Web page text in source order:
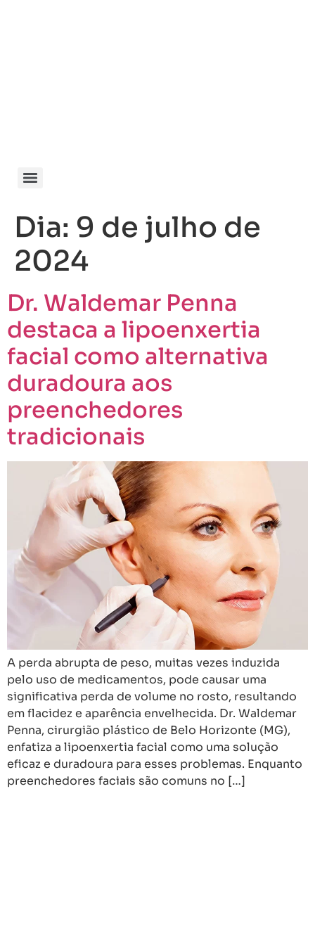
Dia: 9 de julho de
2024
Dr. Waldemar Penna
destaca a lipoenxertia
facial como alternativa
duradoura aos
preenchedores
tradicionais
A perda abrupta de peso, muitas vezes induzida
pelo uso de medicamentos, pode causar uma
significativa perda de volume no rosto, resultando
em flacidez e aparência envelhecida. Dr. Waldemar
Penna, cirurgião plástico de Belo Horizonte (MG),
enfatiza a lipoenxertia facial como uma solução
eficaz e duradoura para esses problemas. Enquanto
preenchedores faciais são comuns no […]